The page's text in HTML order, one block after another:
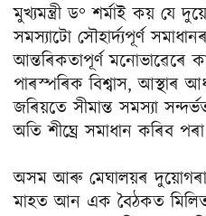
মুখ্যমন্ত্রী ড° শৰ্মাই কয় যে
সমস্যাটো সৌহার্দ্যপূর্ণ
আন্তৰিকতাপূর্ণ
পাৰস্পৰিক বিশ্বাস, আস্থাৰ
জৰিয়তে সীমান্ত সমস্যা
অতি শীঘ্ৰে সমাধান কৰিব
অসম আৰু মেঘালয়ৰ
মাহত আন এক বৈঠকত